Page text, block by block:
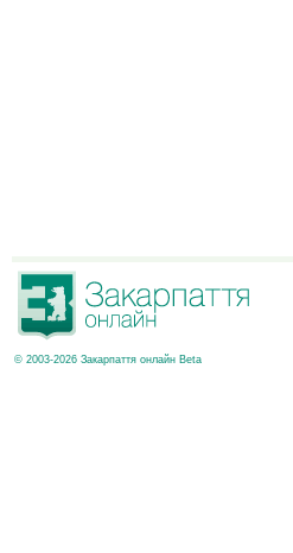
© 2003-2026 Закарпаття онлайн Beta